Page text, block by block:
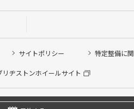
サイトポリシー 特定整備に
リヂストンホイールサイト
Retail Co.,Ltd. All rights Reserved.
ちらを選択ください